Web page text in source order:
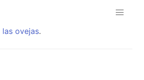
las ovejas.